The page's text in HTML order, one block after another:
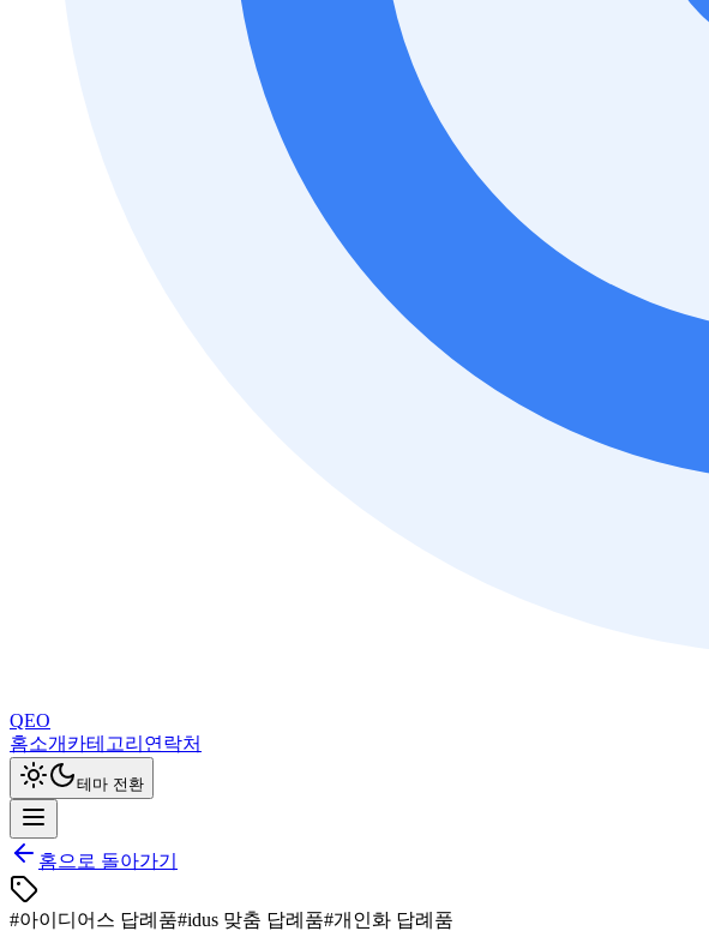
QEO
홈소개 카테고리 연락처
테마 전환
홈으로 돌아가기
#아이디어스 답례품#idus 맞춤 답례품#개인화 답례품